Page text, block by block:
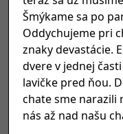
Šmýkame sa po
Oddychujeme pri
znaky devastácie.
dvere v jednej
lavičke pred ňou.
chate sme narazili
nás až nad našu